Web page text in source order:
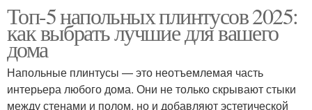
Топ-5 напольных плинтусов 2025:
как выбрать лучшие для вашего
дома
Напольные плинтусы — это неотъемлемая часть
интерьера любого дома. Они не только скрывают стыки
между стенами и полом, но и добавляют эстетической